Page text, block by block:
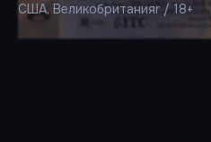
США, Великобританияr / 18+